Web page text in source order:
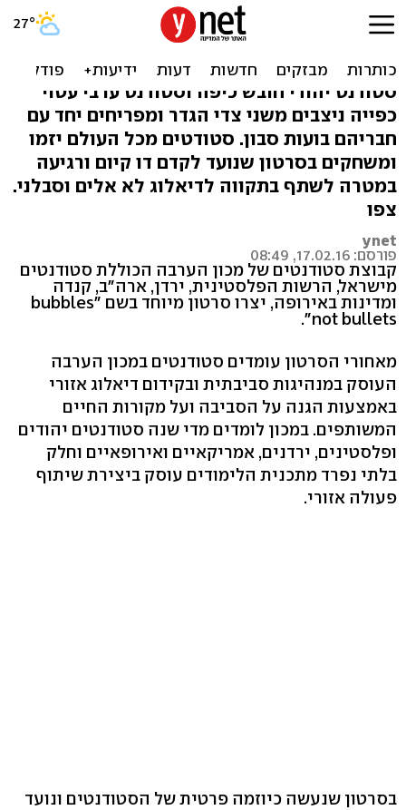
מלחמת בועות במקום ירי
משני הצדדים
סטודנט יהודי חובש כיפה וסטודנט ערבי עטוי
כפייה ניצבים משני צדי הגדר ומפריחים יחד עם
חבריהם בועות סבון. סטודטים מכל העולם יזמו
ומשחקים בסרטון שנועד לקדם דו קיום ורגיעה
במטרה לשתף בתקווה לדיאלוג לא אלים וסבלני.
צפו
ynet
פורסם: 17.02.16, 08:49
קבוצת סטודנטים של מכון הערבה הכוללת סטודנטים
מישראל, הרשות הפלסטינית, ירדן, ארה"ב, קנדה
ומדינות באירופה, יצרו סרטון מיוחד בשם "bubbles
not bullets".
מאחורי הסרטון עומדים סטודנטים במכון הערבה
העוסק במנהיגות סביבתית ובקידום דיאלוג אזורי
באמצעות הגנה על הסביבה ועל מקורות החיים
המשותפים. במכון לומדים מדי שנה סטודנטים יהודים
ופלסטינים, ירדנים, אמריקאיים ואירופאיים וחלק
בלתי נפרד מתכנית הלימודים עוסק ביצירת שיתוף
פעולה אזורי.
בסרטון שנעשה כיוזמה פרטית של הסטודנטים ונועד